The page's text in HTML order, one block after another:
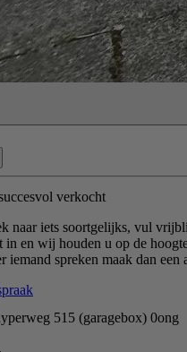
verkocht
naar iets soortgelijks, vul
in en wij houden u op de
iemand spreken maak dan een
515 (garagebox) 0ong